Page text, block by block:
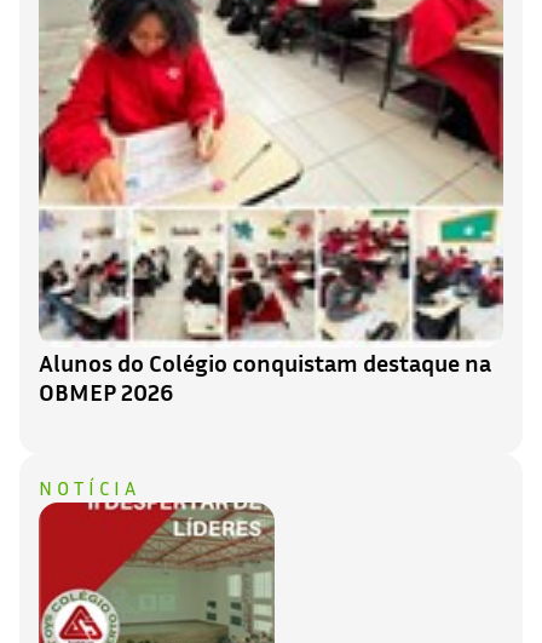
Alunos do Colégio conquistam destaque na
OBMEP 2026
NOTÍCIA